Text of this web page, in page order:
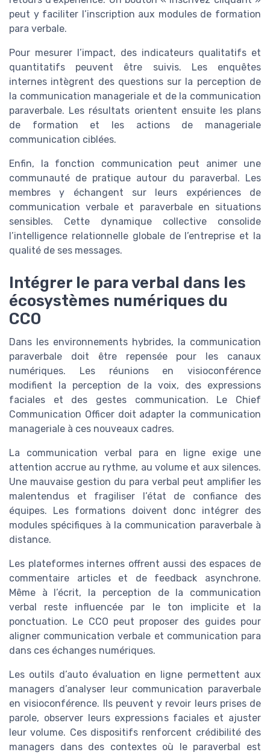
peut y faciliter l’inscription aux modules de formation
para verbale.
Pour mesurer l’impact, des indicateurs qualitatifs et
quantitatifs peuvent être suivis. Les enquêtes
internes intègrent des questions sur la perception de
la communication manageriale et de la communication
paraverbale. Les résultats orientent ensuite les plans
de formation et les actions de manageriale
communication ciblées.
Enfin, la fonction communication peut animer une
communauté de pratique autour du paraverbal. Les
membres y échangent sur leurs expériences de
communication verbale et paraverbale en situations
sensibles. Cette dynamique collective consolide
l’intelligence relationnelle globale de l’entreprise et la
qualité de ses messages.
Intégrer le para verbal dans les
écosystèmes numériques du
CCO
Dans les environnements hybrides, la communication
paraverbale doit être repensée pour les canaux
numériques. Les réunions en visioconférence
modifient la perception de la voix, des expressions
faciales et des gestes communication. Le Chief
Communication Officer doit adapter la communication
manageriale à ces nouveaux cadres.
La communication verbal para en ligne exige une
attention accrue au rythme, au volume et aux silences.
Une mauvaise gestion du para verbal peut amplifier les
malentendus et fragiliser l’état de confiance des
équipes. Les formations doivent donc intégrer des
modules spécifiques à la communication paraverbale à
distance.
Les plateformes internes offrent aussi des espaces de
commentaire articles et de feedback asynchrone.
Même à l’écrit, la perception de la communication
verbal reste influencée par le ton implicite et la
ponctuation. Le CCO peut proposer des guides pour
aligner communication verbale et communication para
dans ces échanges numériques.
Les outils d’auto évaluation en ligne permettent aux
managers d’analyser leur communication paraverbale
en visioconférence. Ils peuvent y revoir leurs prises de
parole, observer leurs expressions faciales et ajuster
leur volume. Ces dispositifs renforcent crédibilité des
managers dans des contextes où le paraverbal est